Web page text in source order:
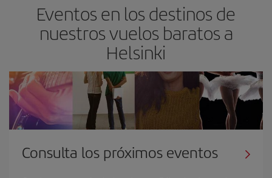
Eventos en los destinos de
nuestros vuelos baratos a
Helsinki
Consulta los próximos eventos